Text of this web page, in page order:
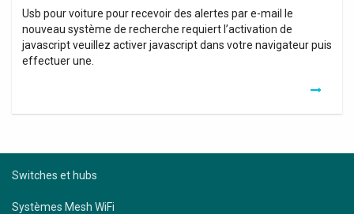
Usb pour voiture pour recevoir des alertes par e-mail le
nouveau système de recherche requiert l’activation de
javascript veuillez activer javascript dans votre navigateur puis
effectuer une.
Switches et hubs
Systèmes Mesh WiFi